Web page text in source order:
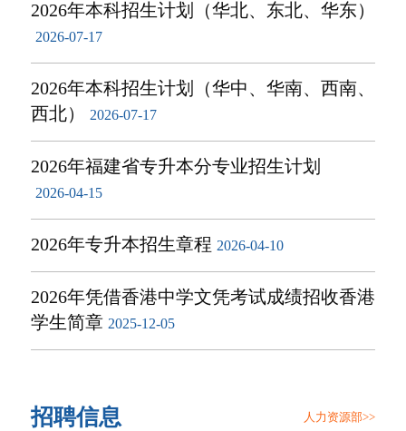
2026年本科招生计划（华北、东北、华东）
2026-07-17
2026年本科招生计划（华中、华南、西南、
西北）
2026-07-17
2026年福建省专升本分专业招生计划
2026-04-15
2026年专升本招生章程 2026-04-10
2026年凭借香港中学文凭考试成绩招收香港
学生简章 2025-12-05
人力资源部>>
招聘信息